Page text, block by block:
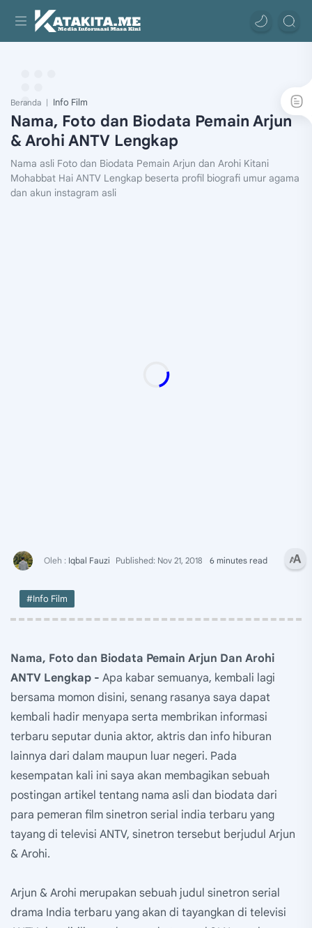
Beranda Info Film
Nama, Foto dan Biodata Pemain Arjun
& Arohi ANTV Lengkap
Nama asli Foto dan Biodata Pemain Arjun dan Arohi Kitani
Mohabbat Hai ANTV Lengkap beserta profil biografi umur agama
dan akun instagram asli
6 minutes read
#Info Film
Nama, Foto dan Biodata Pemain Arjun Dan Arohi
ANTV Lengkap - Apa kabar semuanya, kembali lagi
bersama momon disini, senang rasanya saya dapat
kembali hadir menyapa serta membrikan informasi
terbaru seputar dunia aktor, aktris dan info hiburan
lainnya dari dalam maupun luar negeri. Pada
kesempatan kali ini saya akan membagikan sebuah
postingan artikel tentang nama asli dan biodata dari
para pemeran film sinetron serial india terbaru yang
tayang di televisi ANTV, sinetron tersebut berjudul Arjun
& Arohi.
Arjun & Arohi merupakan sebuah judul sinetron serial
drama India terbaru yang akan di tayangkan di televisi